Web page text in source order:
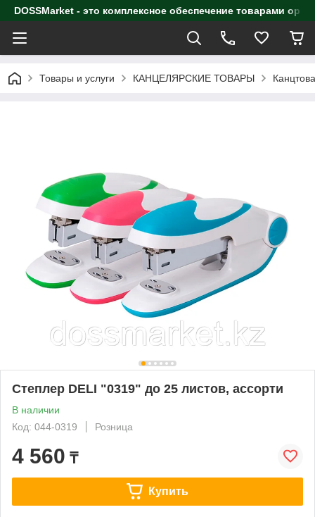
DOSSMarket - это комплексное обеспечение товарами
Товары и услуги КАНЦЕЛЯРСКИЕ ТОВАРЫ
Степлер DELI "0319" до 25 листов, ассорти
В наличии
Код: 044-0319
Розница
4 560 ₸
Купить